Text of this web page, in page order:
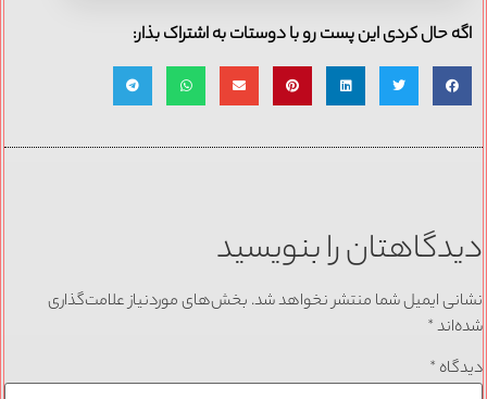
اگه حال کردی این پست رو با دوستات به اشتراک بذار:
دیدگاهتان را بنویسید
نشانی ایمیل شما منتشر نخواهد شد. بخش‌های موردنیاز علامت‌گذاری
شده‌اند*
دیدگاه *